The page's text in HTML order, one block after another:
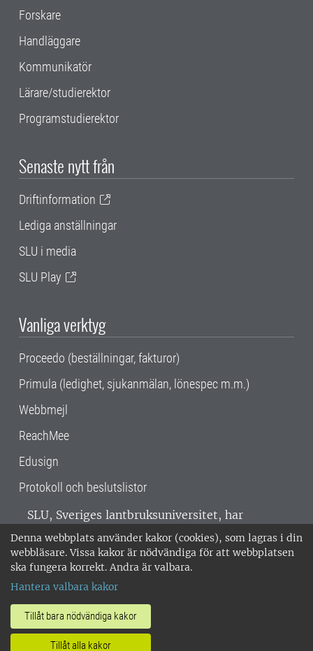
Denna webbplats använder kakor (cookies), som lagras i din
webbläsare. Vissa kakor är nödvändiga för att webbplatsen
ska fungera korrekt. Andra är valbara.
Hantera valbara kakor
Tillåt bara nödvändiga kakor
Tillåt alla kakor
Forskare
Handläggare
Kommunikatör
Lärare/studierektor
Programstudierektor
Senaste nytt från
Driftinformation
Lediga anställningar
SLU i media
SLU Play
Vanliga verktyg
Proceedo (beställningar, fakturor)
Primula (ledighet, sjukanmälan, lönespec m.m.)
Webbmejl
ReachMee
Edusign
Protokoll och beslutslistor
SLU, Sveriges lantbruksuniversitet, har
verksamhet över hela Sverige. Huvudorter är
Alnarp, Uppsala och Umeå.SLU är
miljöcertifierat enligt ISO 14001. •
018-67 10 00 • Org nr: 202100-2817 •
Om SLU:s webbplatser
•Hantera kakor•Behandling av